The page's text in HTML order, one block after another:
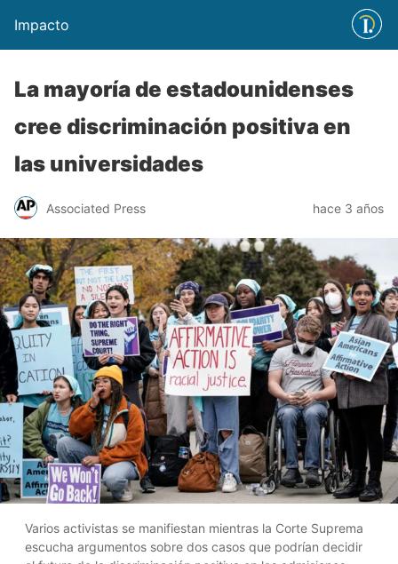
Impacto
La mayoría de estadounidenses
cree discriminación positiva en
las universidades
Associated Press hace 3 años
Varios activistas se manifiestan mientras la Corte Suprema
escucha argumentos sobre dos casos que podrían decidir